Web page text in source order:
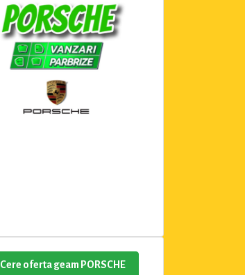
Cere oferta geam PORSCHE